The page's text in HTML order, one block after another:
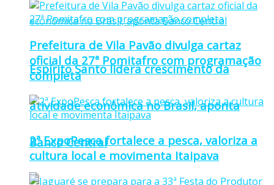
Espírito Santo lidera crescimento da
atividade econômica no Brasil, aponta
Banco Central
Prefeitura de Vila Pavão divulga cartaz
oficial da 27ª Pomitafro com programação
completa
2ª ExpoPesca fortalece a pesca, valoriza a
cultura local e movimenta Itaipava